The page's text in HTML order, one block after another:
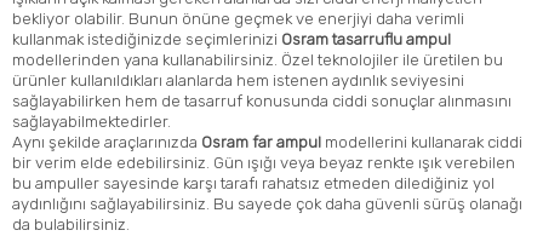
bekliyor olabilir. Bunun önüne geçmek ve enerjiyi daha verimli
kullanmak istediğinizde seçimlerinizi Osram tasarruflu ampul
modellerinden yana kullanabilirsiniz. Özel teknolojiler ile üretilen bu
ürünler kullanıldıkları alanlarda hem istenen aydınlık seviyesini
sağlayabilirken hem de tasarruf konusunda ciddi sonuçlar alınmasını
sağlayabilmektedirler.
Aynı şekilde araçlarınızda Osram far ampul modellerini kullanarak ciddi
bir verim elde edebilirsiniz. Gün ışığı veya beyaz renkte ışık verebilen
bu ampuller sayesinde karşı tarafı rahatsız etmeden dilediğiniz yol
aydınlığını sağlayabilirsiniz. Bu sayede çok daha güvenli sürüş olanağı
da bulabilirsiniz.